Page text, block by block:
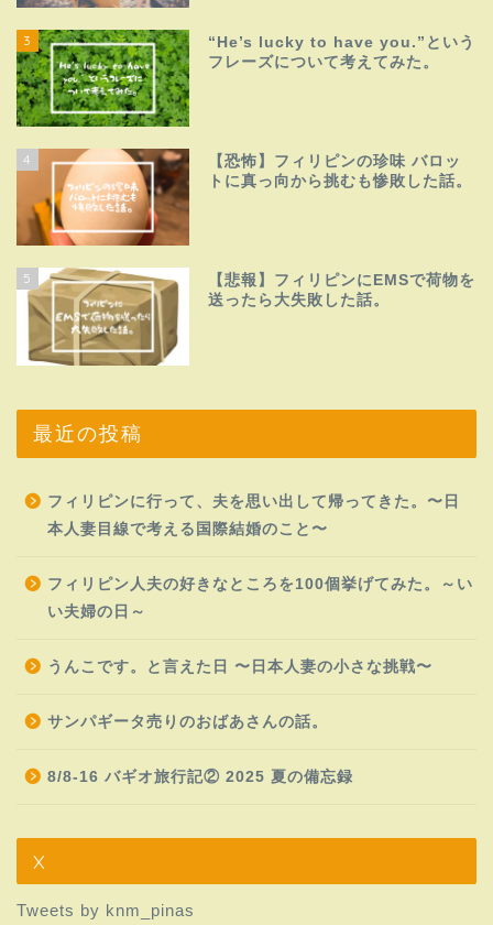
3
“He’s lucky to have you.”という
フレーズについて考えてみた。
4
【恐怖】フィリピンの珍味 バロッ
トに真っ向から挑むも惨敗した話。
5
【悲報】フィリピンにEMSで荷物を
送ったら大失敗した話。
最近の投稿
フィリピンに行って、夫を思い出して帰ってきた。〜日
本人妻目線で考える国際結婚のこと〜
フィリピン人夫の好きなところを100個挙げてみた。～い
い夫婦の日～
うんこです。と言えた日 〜日本人妻の小さな挑戦〜
サンパギータ売りのおばあさんの話。
8/8-16 バギオ旅行記② 2025 夏の備忘録
X
Tweets by knm_pinas